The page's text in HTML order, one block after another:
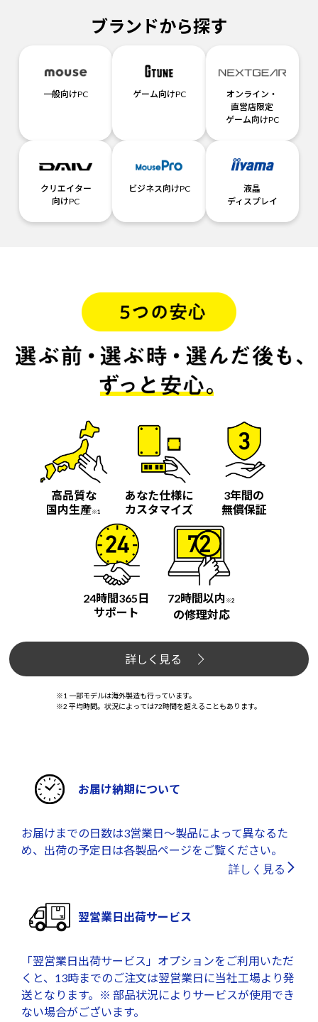
ブランドから探す
一般向けPC ゲーム向けPC
オンライン・
直営店限定
ゲーム向けPC
クリエイター
向けPC
ビジネス向けPC
液晶
ディスプレイ
高品質な
国内生産※1
あなた仕様に
カスタマイズ
3年間の
無償保証
24時間365日
サポート
72時間以内 ※2
の修理対応
詳しく見る
※1 一部モデルは海外製造も行っています。
※2 平均時間。状況によっては72時間を超えることもあります。
お届け納期について
お届けまでの日数は3営業日～製品によって異なるた
め、出荷の予定日は各製品ページをご覧ください。
詳しく見る
翌営業日出荷サービス
「翌営業日出荷サービス」オプションをご利用いただ
くと、13時までのご注文は翌営業日に当社工場より発
送となります。※ 部品状況によりサービスが使用でき
ない場合がございます。